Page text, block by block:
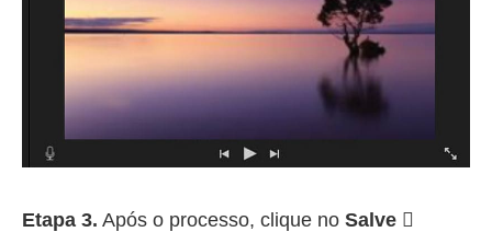
Etapa 3. Após o processo, clique no Salve 